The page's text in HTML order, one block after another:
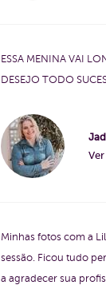
ESSA MENINA VAI
DESEJO TODO
Minhas fotos com a
sessão. Ficou tudo
a agradecer sua